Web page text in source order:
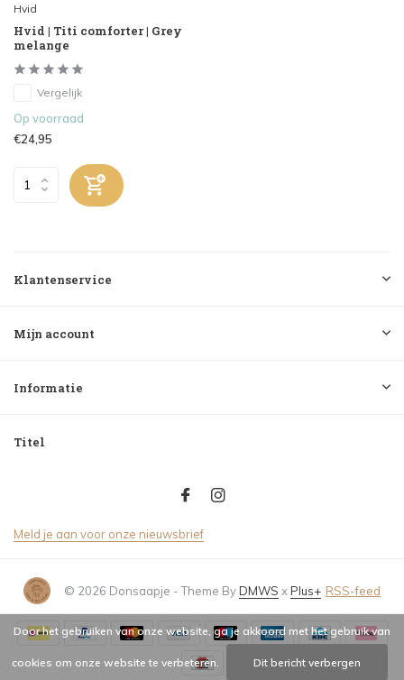
Hvid
Hvid | Titi comforter | Grey
melange
Vergelijk
Op voorraad
€24,95
Klantenservice
Mijn account
Informatie
Titel
Meld je aan voor onze nieuwsbrief
© 2026 Donsaapje - Theme ByDMWS xPlus+ RSS-feed
Door het gebruiken van onze website, ga je akkoord met het gebruik van
cookies om onze website te verbeteren. Dit bericht verbergen